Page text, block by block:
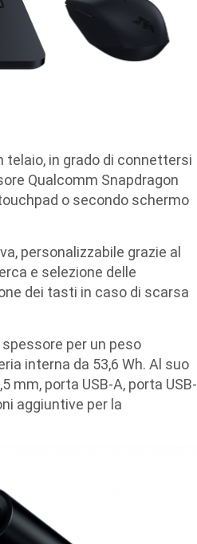
telaio, in grado di connettersi
Qualcomm Snapdragon
o secondo schermo
personalizzabile grazie al
e selezione delle
dei tasti in caso di scarsa
per un peso
interna da 53,6 Wh. Al suo
mm, porta USB-A, porta USB-
aggiuntive per la